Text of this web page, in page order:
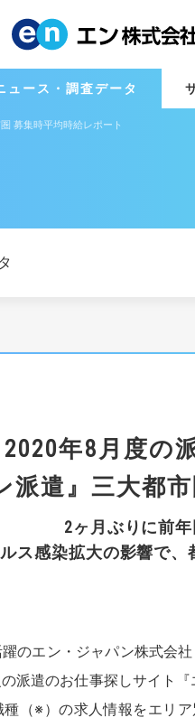
ュース・調査データ
募集時平均時給レポート
2020年8月度の
派遣』三大都
2ヶ月ぶりに前
ス感染拡大の影響で、
躍のエン・ジャパン株式会
派遣のお仕事探しサイト
（※）の求人情報をエリ